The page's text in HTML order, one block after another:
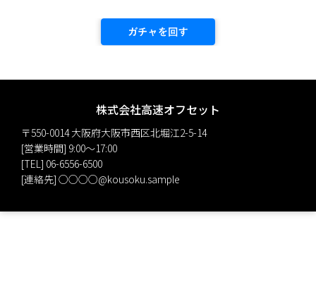
株式会社高速オフセット
〒550-0014 大阪府大阪市西区北堀江2-5-14
[営業時間] 9:00〜17:00
[TEL] 06-6556-6500
[連絡先] ○○○○@kousoku.sample